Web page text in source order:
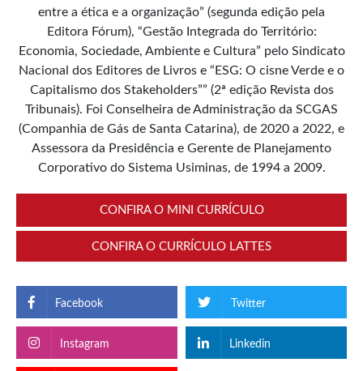
entre a ética e a organização” (segunda edição pela
Editora Fórum), “Gestão Integrada do Território:
Economia, Sociedade, Ambiente e Cultura” pelo Sindicato
Nacional dos Editores de Livros e “ESG: O cisne Verde e o
Capitalismo dos Stakeholders”” (2ª edição Revista dos
Tribunais). Foi Conselheira de Administração da SCGAS
(Companhia de Gás de Santa Catarina), de 2020 a 2022, e
Assessora da Presidência e Gerente de Planejamento
Corporativo do Sistema Usiminas, de 1994 a 2009.
CONFIRA O MINI CURRÍCULO
CONFIRA O CURRÍCULO LATTES
Facebook Twitter
Instagram Linkedin